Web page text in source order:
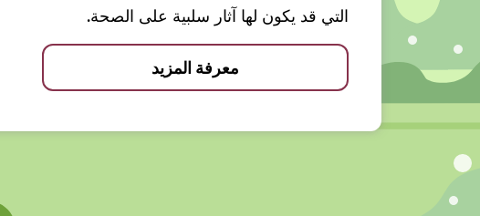
التي قد يكون لها آثار سلبية على الصحة.
معرفة المزيد